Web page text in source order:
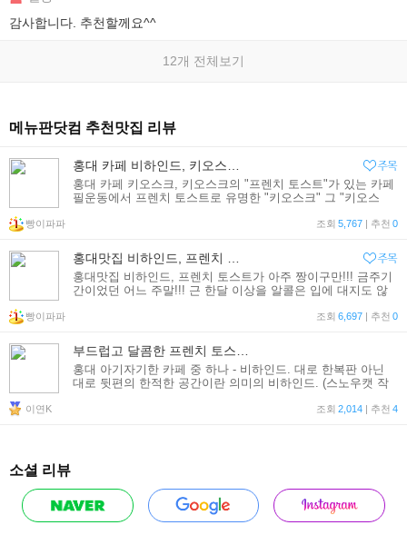
감사합니다. 추천할께요^^
12개 전체보기
메뉴판닷컴 추천맛집 리뷰
홍대 카페 키오스크, 키오스크의 "프렌치 토스트"가 있는 카페
필운동에서 프렌치 토스트로 유명한 "키오스크" 그 "키오스
빵이파파 조회 5,767 | 추천 0
홍대맛집 비하인드, 프렌치 토스트가 아주 짱이구만!!! 금주기
간이었던 어느 주말!!! 근 한달 이상을 알콜은 입에 대지도 않
빵이파파 조회 6,697 | 추천 0
홍대 아기자기한 카페 중 하나 - 비하인드. 대로 한복판 아닌
대로 뒷편의 한적한 공간이란 의미의 비하인드. (스노우캣 작
치 토스트를 먹으며 뒷담화를 즐길 수 있는 공간~ ㅎㅎㅎ
이연K 조회 2,014 | 추천 4
소셜 리뷰